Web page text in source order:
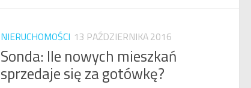
NIERUCHOMOŚCI 13 PAŹDZIERNIKA 2016
Sonda: Ile nowych mieszkań
sprzedaje się za gotówkę?